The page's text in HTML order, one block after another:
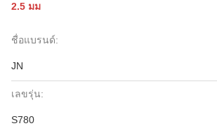
2.5 มม
ชื่อแบรนด์:
JN
เลขรุ่น:
S780